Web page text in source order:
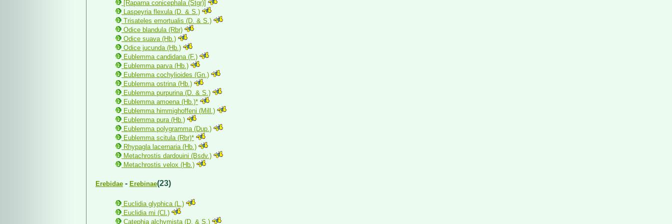
[Raparna conicephala (Stgr)]
Laspeyria flexula (D. & S.)
Trisateles emortualis (D. & S.)
Odice blandula (Rbr)
Odice suava (Hb.)
Odice jucunda (Hb.)
Eublemma candidana (F.)
Eublemma parva (Hb.)
Eublemma cochylioides (Gn.)
Eublemma ostrina (Hb.)
Eublemma purpurina (D. & S.)
Eublemma amoena (Hb.)*
Eublemma himmighoffeni (Mill.)
Eublemma pura (Hb.)
Eublemma polygramma (Dup.)
Eublemma scitula (Rbr)*
Rhypagla lacernaria (Hb.)
Metachrostis dardouini (Bsdv.)
Metachrostis velox (Hb.)
Erebidae - Erebinae(23)
Euclidia glyphica (L.)
Euclidia mi (Cl.)
Catephia alchymista (D. & S.)